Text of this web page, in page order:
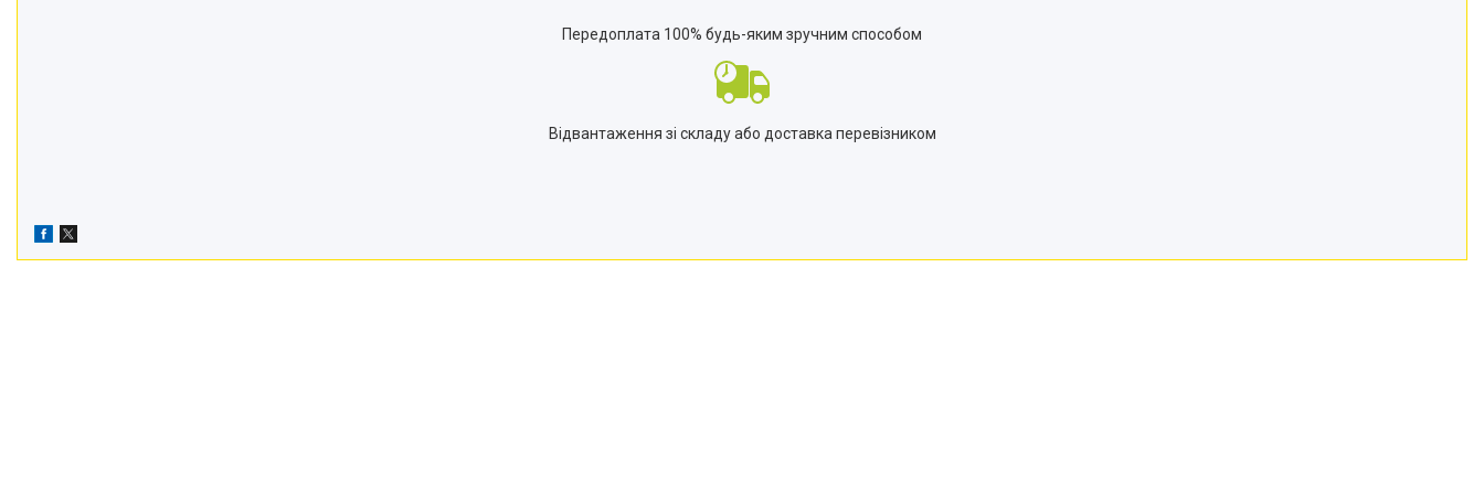
Передоплата 100% будь-яким зручним способом
Відвантаження зі складу або доставка перевізником